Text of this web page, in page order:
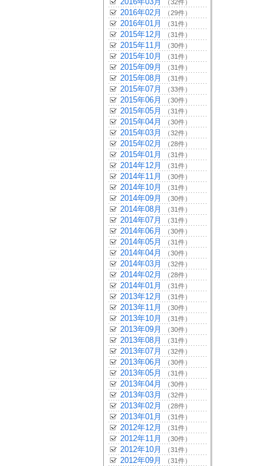
（32件）
2016年02月 （29件）
2016年01月 （31件）
2015年12月 （31件）
2015年11月 （30件）
2015年10月 （31件）
2015年09月 （31件）
2015年08月 （31件）
2015年07月 （33件）
2015年06月 （30件）
2015年05月 （31件）
2015年04月 （30件）
2015年03月 （32件）
2015年02月 （28件）
2015年01月 （31件）
2014年12月 （31件）
2014年11月 （30件）
2014年10月 （31件）
2014年09月 （30件）
2014年08月 （31件）
2014年07月 （31件）
2014年06月 （30件）
2014年05月 （31件）
2014年04月 （30件）
2014年03月 （32件）
2014年02月 （28件）
2014年01月 （31件）
2013年12月 （31件）
2013年11月 （30件）
2013年10月 （31件）
2013年09月 （30件）
2013年08月 （31件）
2013年07月 （32件）
2013年06月 （30件）
2013年05月 （31件）
2013年04月 （30件）
2013年03月 （32件）
2013年02月 （28件）
2013年01月 （31件）
2012年12月 （31件）
2012年11月 （30件）
2012年10月 （31件）
2012年09月 （31件）